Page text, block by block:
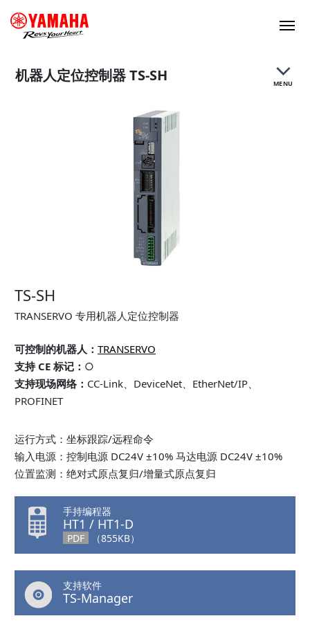
机器人定位控制器 TS-SH MENU
TS-SH
TRANSERVO 专用机器人定位控制器
可控制的机器人： TRANSERVO
支持 CE 标记： ○
支持现场网络： CC-Link、DeviceNet、EtherNet/IP、
PROFINET
运行方式：坐标跟踪/远程命令
输入电源：控制电源 DC24V ±10% 马达电源 DC24V ±10%
位置监测：绝对式原点复归/增量式原点复归
手持编程器
HT1 / HT1-D
PDF （855KB）
支持软件
TS-Manager